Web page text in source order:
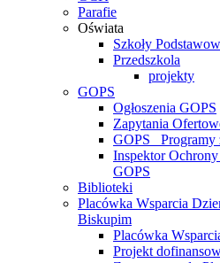
Parafie
Oświata
Szkoły
Przedszkola
projekty
GOPS
Ogłoszenia GOPS
Zapytania
GOPS_ Programy
Inspektor
GOPS
Biblioteki
Placówka Wsparcia
Biskupim
Placówka
Projekt